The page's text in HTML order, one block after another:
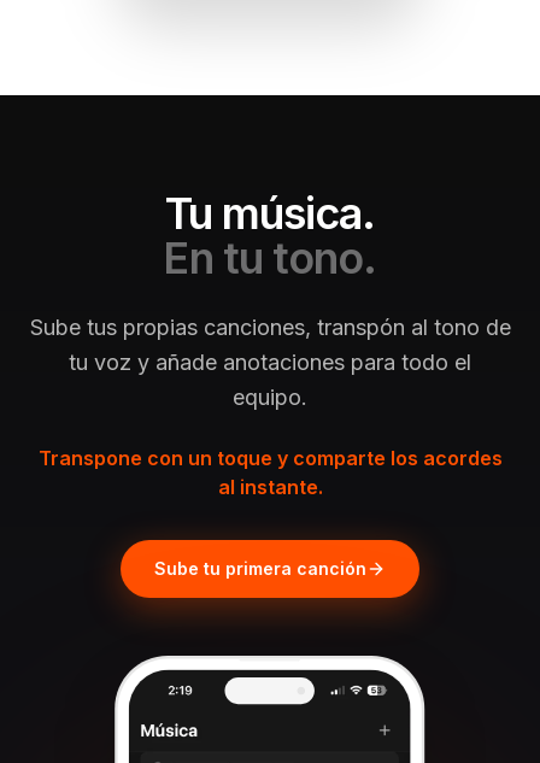
Tu música.
En tu tono.
Sube tus propias canciones, transpón al tono de
tu voz y añade anotaciones para todo el
equipo.
Transpone con un toque y comparte los acordes
al instante.
Sube tu primera canción